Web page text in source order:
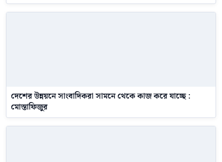
দেশের উন্নয়নে সাংবাদিকরা সামনে থেকে কাজ করে যাচ্ছে :
মোস্তাফিজুর